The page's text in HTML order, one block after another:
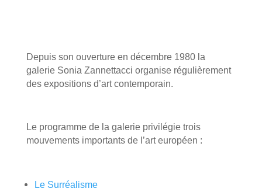
Depuis son ouverture en décembre 1980 la
galerie Sonia Zannettacci organise régulièrement
des expositions d’art contemporain.
Le programme de la galerie privilégie trois
mouvements importants de l’art européen :
Le Surréalisme